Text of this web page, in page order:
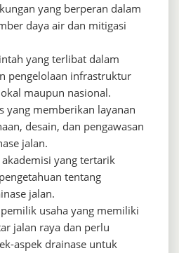
yang berperan dalam
daya air dan mitigasi
yang terlibat dalam
pengelolaan infrastruktur
maupun nasional.
yang memberikan layanan
desain, dan pengawasan
jalan.
yang tertarik
tentang
jalan.
usaha yang memiliki
jalan raya dan perlu
aspek drainase untuk